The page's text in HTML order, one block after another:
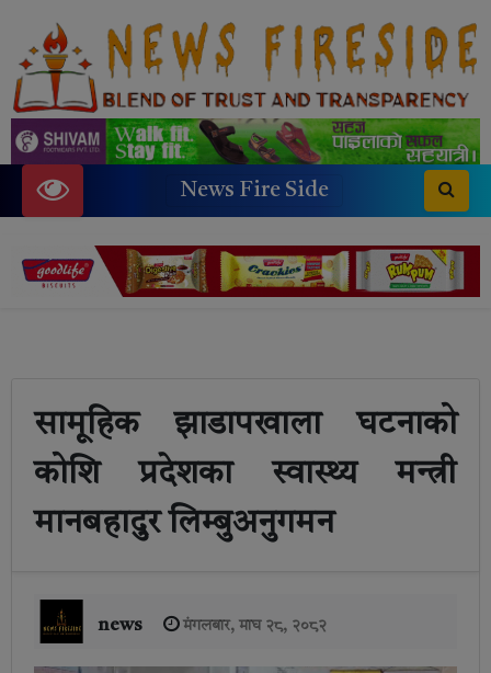
News Fire Side
सामूहिक झाडापखाला घटनाको
कोशि प्रदेशका स्वास्थ्य मन्त्री
मानबहादुर लिम्बुअनुगमन
news मंगलबार, माघ २८, २०८२